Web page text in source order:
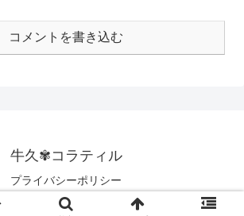
コメントを書き込む
牛久✾コラティル
プライバシーポリシー
© 2020 牛久✾コラティル.